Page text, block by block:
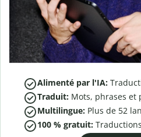
Alimenté par l'IA:
Traduit: Mots, phrases et
Multilingue: Plus de 52
100 % gratuit: